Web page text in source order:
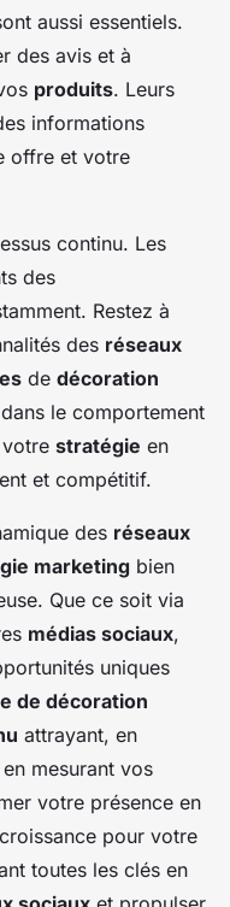
aussi essentiels.
des avis et à
produits. Leurs
informations
offre et votre
continu. Les
des
Restez à
des réseaux
de décoration
le comportement
stratégie en
et compétitif.
des réseaux
marketing bien
Que ce soit via
médias sociaux,
uniques
de décoration
attrayant, en
mesurant vos
votre présence en
pour votre
toutes les clés en